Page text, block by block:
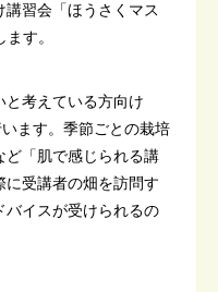
習会「ほうさくマス
す。
と考えている方向け
ます。季節ごとの栽培
ど「肌で感じられる講
受講者の畑を訪問す
バイスが受けられるの